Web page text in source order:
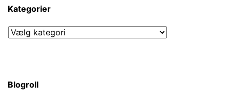
Kategorier
Kategorier
Blogroll